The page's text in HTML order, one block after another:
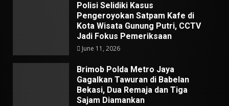
Polisi Selidiki Kasus
Pengeroyokan Satpam Kafe di
Kota Wisata Gunung Putri, CCTV
Jadi Fokus Pemeriksaan
June 11, 2026
Brimob Polda Metro Jaya
Gagalkan Tawuran di Babelan
Bekasi, Dua Remaja dan Tiga
Sajam Diamankan